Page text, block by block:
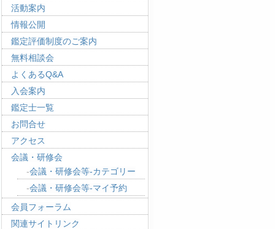
活動案内
情報公開
鑑定評価制度のご案内
無料相談会
よくあるQ&A
入会案内
鑑定士一覧
お問合せ
アクセス
会議・研修会
会議・研修会等-カテゴリー
会議・研修会等-マイ予約
会員フォーラム
関連サイトリンク